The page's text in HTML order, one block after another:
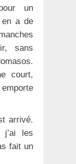
un
en a de
sans
court,
arrivé.
les
fait un